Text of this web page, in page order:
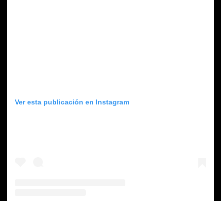
Ver esta publicación en Instagram